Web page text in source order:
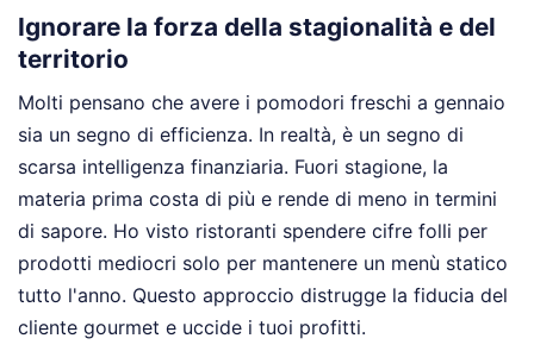
Ignorare la forza della stagionalità e del
territorio
Molti pensano che avere i pomodori freschi a gennaio
sia un segno di efficienza. In realtà, è un segno di
scarsa intelligenza finanziaria. Fuori stagione, la
materia prima costa di più e rende di meno in termini
di sapore. Ho visto ristoranti spendere cifre folli per
prodotti mediocri solo per mantenere un menù statico
tutto l'anno. Questo approccio distrugge la fiducia del
cliente gourmet e uccide i tuoi profitti.